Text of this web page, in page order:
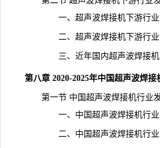
一、超声波焊接机下游行业
二、超声波焊接机下游行业
三、近年国内超声波焊接机
第八章 2020-2025年中国超声波焊
第一节 中国超声波焊接机行业
一、中国超声波焊接机行业
二、中国超声波焊接机行业